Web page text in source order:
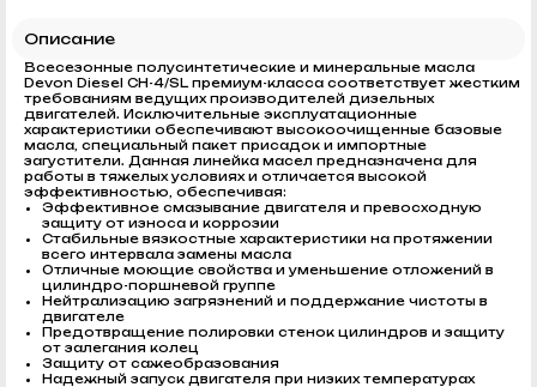
Описание
Всесезонные полусинтетические и минеральные масла
Devon Diesel CH-4/SL премиум-класса соответствует жестким
требованиям ведущих производителей дизельных
двигателей. Исключительные эксплуатационные
характеристики обеспечивают высокоочищенные базовые
масла, специальный пакет присадок и импортные
загустители. Данная линейка масел предназначена для
работы в тяжелых условиях и отличается высокой
эффективностью, обеспечивая:
Эффективное смазывание двигателя и превосходную
защиту от износа и коррозии
Стабильные вязкостные характеристики на протяжении
всего интервала замены масла
Отличные моющие свойства и уменьшение отложений в
цилиндро-поршневой группе
Нейтрализацию загрязнений и поддержание чистоты в
двигателе
Предотвращение полировки стенок цилиндров и защиту
от залегания колец
Защиту от сажеобразования
Надежный запуск двигателя при низких температурах